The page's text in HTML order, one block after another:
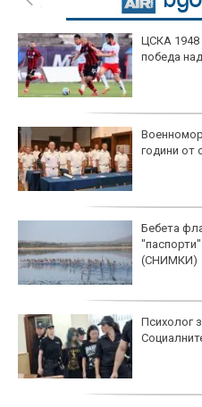
ЦСКА 1948
победа
години от
Бебета
(СНИМКИ)
Психолог